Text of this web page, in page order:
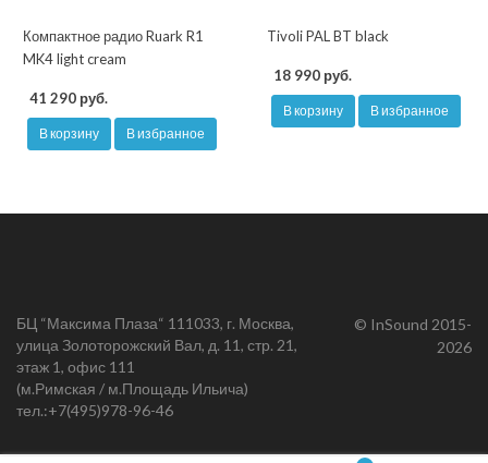
Компактное радио Ruark R1
MK4 light cream
41 290 руб.
В корзину В избранное
Tivoli PAL BT black
18 990 руб.
В корзину В избранное
БЦ “Максима Плаза“ 111033, г. Москва,
улица Золоторожский Вал, д. 11, стр. 21,
этаж 1, офис 111
(м.Римская / м.Площадь Ильича)
тел.:+7(495)978-96-46
© InSound 2015-
2026